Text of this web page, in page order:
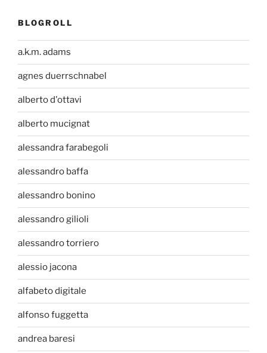
BLOGROLL
a.k.m. adams
agnes duerrschnabel
alberto d'ottavi
alberto mucignat
alessandra farabegoli
alessandro baffa
alessandro bonino
alessandro gilioli
alessandro torriero
alessio jacona
alfabeto digitale
alfonso fuggetta
andrea baresi